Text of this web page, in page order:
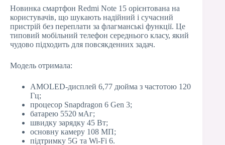
Новинка смартфон Redmi Note 15 орієнтована на
користувачів, що шукають надійний і сучасний
пристрій без переплати за флагманські функції. Це
типовий мобільний телефон середнього класу, який
чудово підходить для повсякденних задач.
Модель отримала:
AMOLED-дисплей 6,77 дюйма з частотою 120
Гц;
процесор Snapdragon 6 Gen 3;
батарею 5520 мАг;
швидку зарядку 45 Вт;
основну камеру 108 МП;
підтримку 5G та Wi-Fi 6.